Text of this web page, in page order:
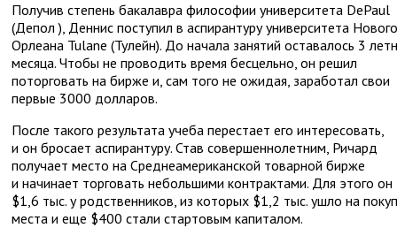
Получив степень бакалавра философии университета DePaul
(Депол ), Деннис поступил в аспирантуру университета Нового
Орлеана Tulane (Тулейн). До начала занятий оставалось 3
месяца. Чтобы не проводить время бесцельно, он решил
поторговать на бирже и, сам того не ожидая, заработал свои
первые 3000 долларов.
После такого результата учеба перестает его интересовать,
и он бросает аспирантуру. Став совершеннолетним, Ричард
получает место на Среднеамериканской товарной бирже
и начинает торговать небольшими контрактами. Для этого он
$1,6 тыс. у родственников, из которых $1,2 тыс. ушло на
места и еще $400 стали стартовым капиталом.